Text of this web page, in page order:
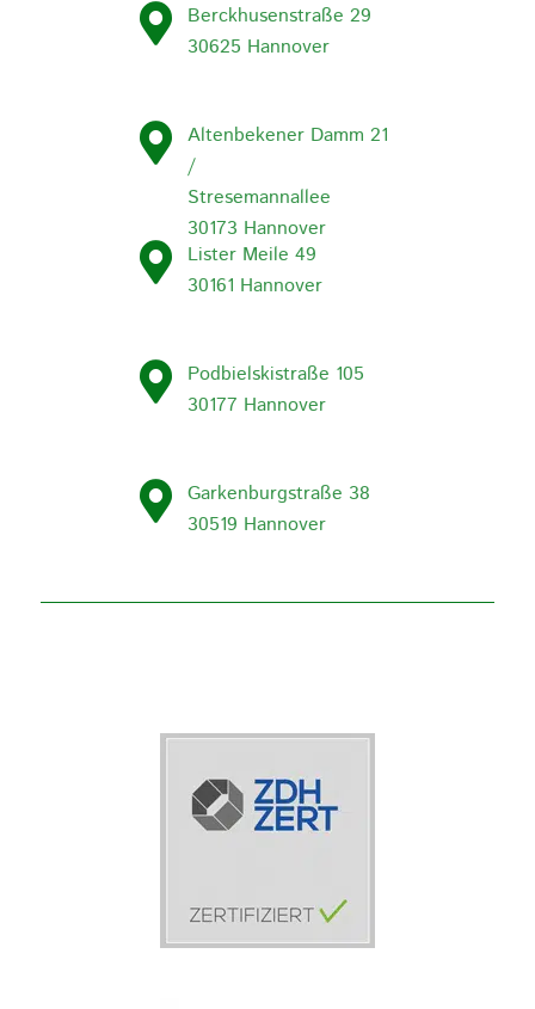
Berckhusenstraße 29
30625 Hannover
Altenbekener Damm 21
/
Stresemannallee
30173 Hannover
Lister Meile 49
30161 Hannover
Podbielskistraße 105
30177 Hannover
Garkenburgstraße 38
30519 Hannover